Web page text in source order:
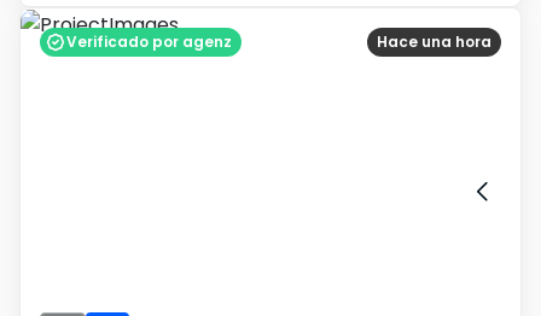
Hace una hora
Verificado por agenz